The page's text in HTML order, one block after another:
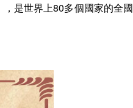
，是世界上80多個國家的全國